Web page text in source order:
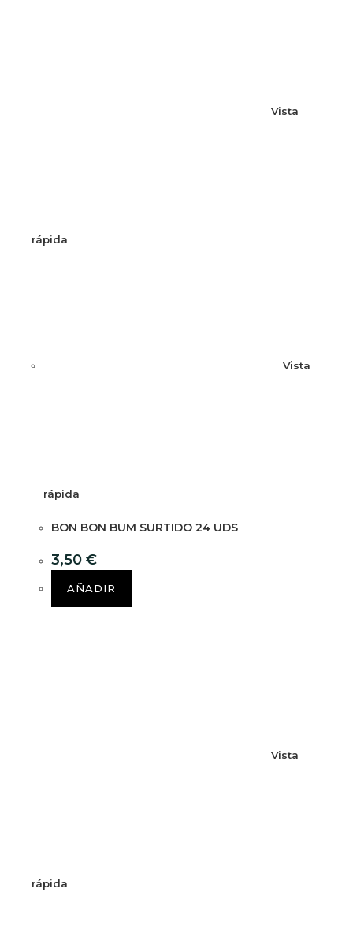
Vista
rápida
Vista
rápida
BON BON BUM SURTIDO 24 UDS
3,50 €
AÑADIR
Vista
rápida